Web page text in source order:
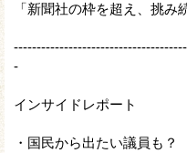
「新聞社の枠を超え、挑み
-
インサイドレポート
・国民から出たい議員も？